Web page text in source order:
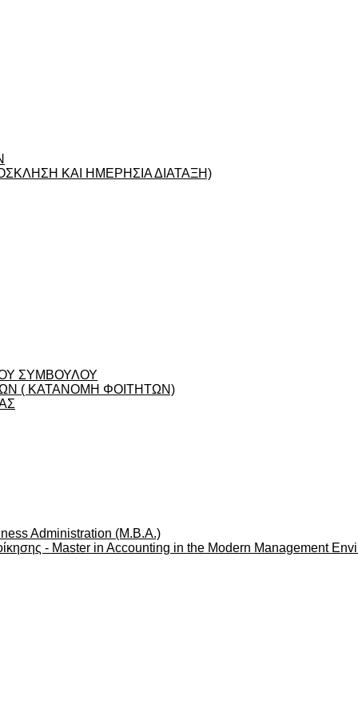
ΚΑΙ ΗΜΕΡΗΣΙΑ ΔΙΑΤΑΞΗ)
ΣΥΜΒΟΥΛΟΥ
( ΚΑΤΑΝΟΜΗ ΦΟΙΤΗΤΩΝ)
Administration (M.B.A.)
- Master in Accounting in the Modern Management